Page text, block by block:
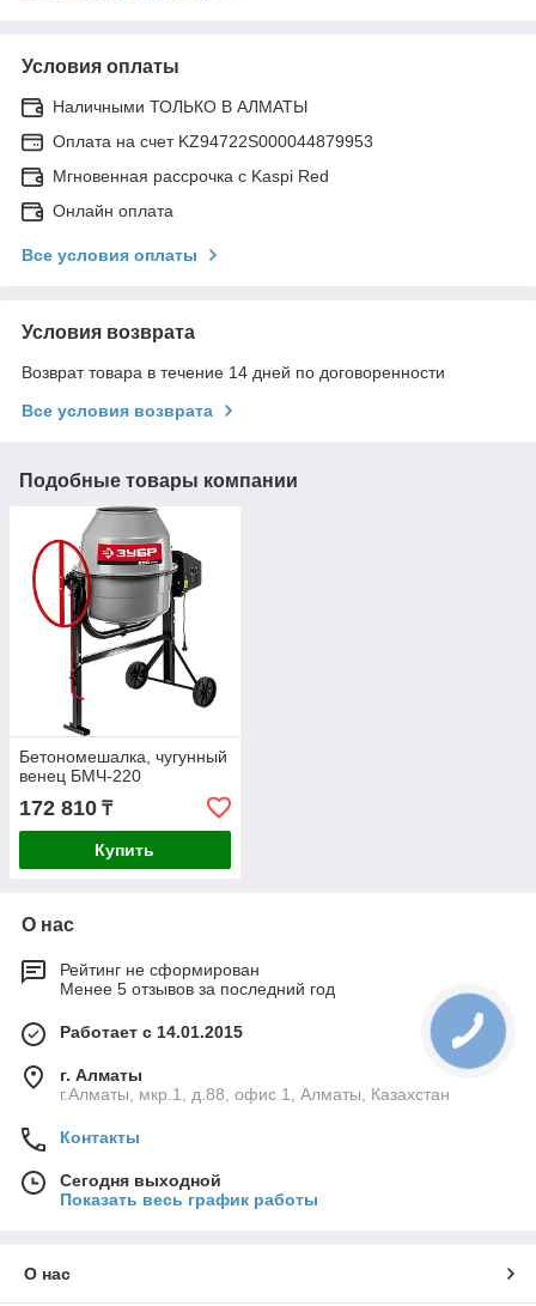
Условия оплаты
Наличными ТОЛЬКО В АЛМАТЫ
Оплата на счет KZ94722S000044879953
Мгновенная рассрочка с Kaspi Red
Онлайн оплата
Все условия оплаты
Условия возврата
Возврат товара в течение 14 дней по договоренности
Все условия возврата
Подобные товары компании
Бетономешалка, чугунный
венец БМЧ-220
172 810 ₸
Купить
О нас
Рейтинг не сформирован
Менее 5 отзывов за последний год
Работает с 14.01.2015
г. Алматы
г.Алматы, мкр.1, д.88, офис 1, Алматы, Казахстан
Контакты
Сегодня выходной
Показать весь график работы
О нас